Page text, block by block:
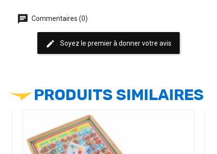
chat Commentaires (0)
edit Soyez le premier à donner votre avis
PRODUITS SIMILAIRES